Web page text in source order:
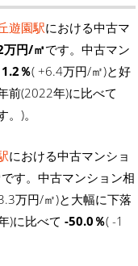
遊園駅における中古マ
万円/㎡です。中古マン
％( +6.4万円/㎡)と好
前(2022年)に比べて
)。
における中古マンショ
です。中古マンション相
万円/㎡)と大幅に下落
)に比べて -50.0％( -1